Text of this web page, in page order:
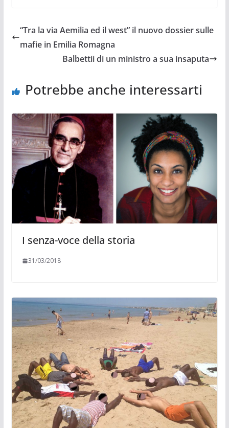
“Tra la via Aemilia ed il west” il nuovo dossier sulle
mafie in Emilia Romagna
Balbettii di un ministro a sua insaputa
Potrebbe anche interessarti
I senza-voce della storia
31/03/2018